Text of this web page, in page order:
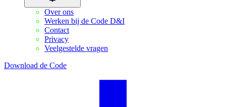
Over ons
Werken bij de Code D&I
Contact
Privacy
Veelgestelde vragen
Download de Code